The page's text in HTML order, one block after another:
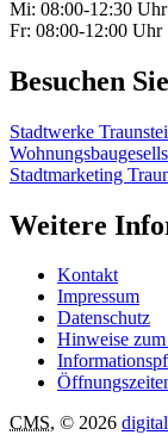
Mi: 08:00-12:30 Uhr
Fr: 08:00-12:00 Uhr
Besuchen
Stadtwerke
Stadtmarketing
Weitere
Kontakt
Impressum
Datenschutz
Hinweise
CMS, © 2026 digital